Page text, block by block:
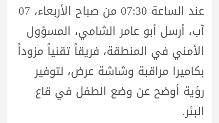
عند الساعة 07:30 من صباح الأربعاء، 07
آب، أرسل أبو عامر الشامي، المسؤول
الأمني في المنطقة، فريقاً تقنياً مزوداً
بكاميرا مراقبة وشاشة عرض، لتوفير
رؤية أوضح عن وضع الطفل في قاع
البئر.